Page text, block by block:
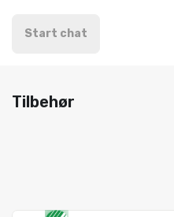
Start chat
Tilbehør